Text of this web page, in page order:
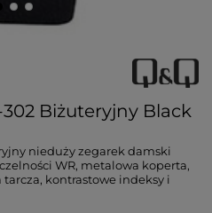
302 Biżuteryjny Black
nieduży zegarek damski
WR, metalowa koperta,
tarcza, kontrastowe indeksy i